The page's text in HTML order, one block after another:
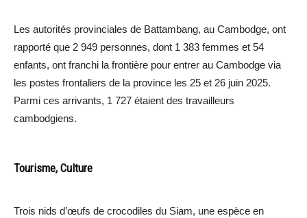
Les autorités provinciales de Battambang, au Cambodge, ont
rapporté que 2 949 personnes, dont 1 383 femmes et 54
enfants, ont franchi la frontière pour entrer au Cambodge via
les postes frontaliers de la province les 25 et 26 juin 2025.
Parmi ces arrivants, 1 727 étaient des travailleurs
cambodgiens.
Tourisme, Culture
Trois nids d’œufs de crocodiles du Siam, une espèce en